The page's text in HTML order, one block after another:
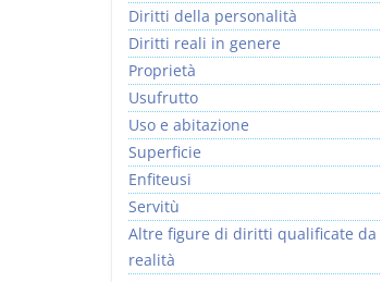
Diritti della personalità
Diritti reali in genere
Proprietà
Usufrutto
Uso e abitazione
Superficie
Enfiteusi
Servitù
Altre figure di diritti qualificate da
realità